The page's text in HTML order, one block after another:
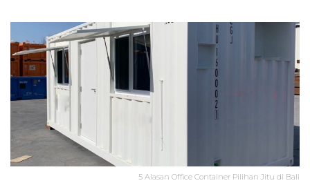
5 Alasan Office Container Pilihan Jitu di Bali